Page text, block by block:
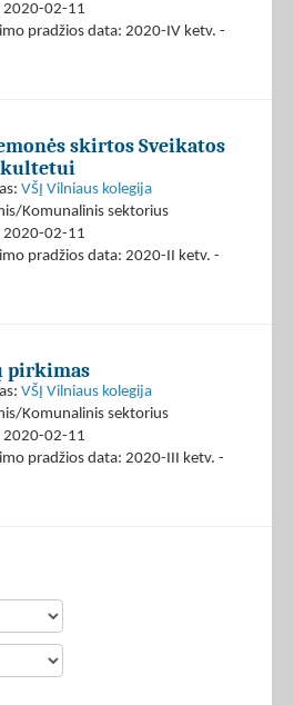
2020-02-11
pradžios data: 2020-IV ketv. -
skirtos Sveikatos
VŠĮ Vilniaus kolegija
Komunalinis sektorius
2020-02-11
pradžios data: 2020-II ketv. -
pirkimas
VŠĮ Vilniaus kolegija
Komunalinis sektorius
2020-02-11
pradžios data: 2020-III ketv. -